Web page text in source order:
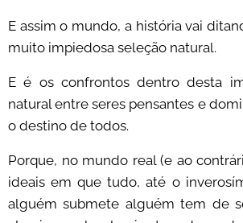
E assim o mundo, a história vai
muito impiedosa seleção natural.
E é os confrontos dentro desta
natural entre seres pensantes e
o destino de todos.
Porque, no mundo real (e ao
ideais em que tudo, até o
alguém submete alguém tem de